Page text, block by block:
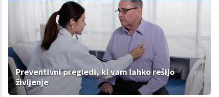
Preventivni pregledi, ki vam lahko rešijo
življenje